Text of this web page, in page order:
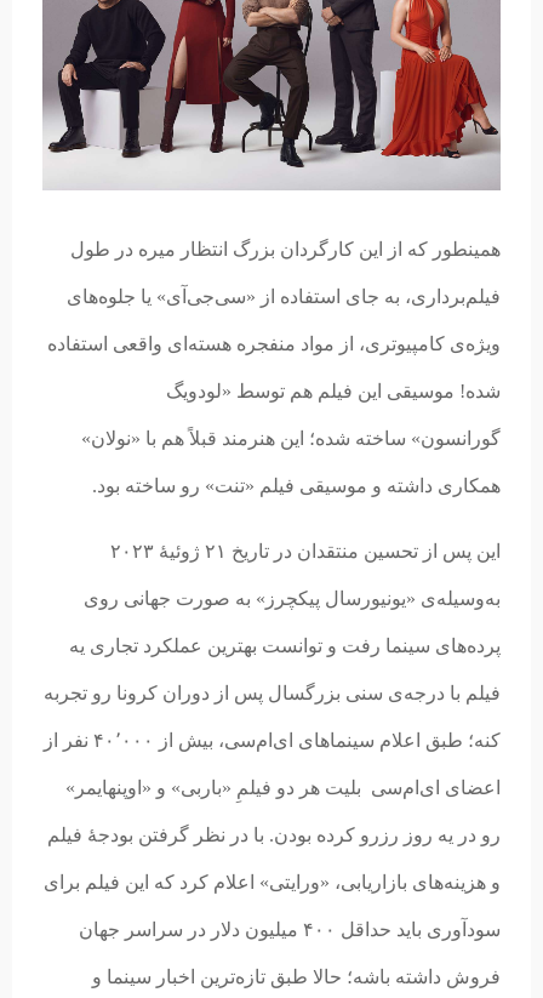
همینطور که از این کارگردان بزرگ انتظار میره در طول
فیلم‌برداری، به جای استفاده از «سی‌جی‌آی» یا جلوه‌های
ویژه‌ی کامپیوتری، از مواد منفجره هسته‌ای واقعی استفاده
شده! موسیقی این فیلم هم توسط «لودویگ
گورانسون» ساخته شده‌؛ این هنرمند قبلاً هم با «نولان»
همکاری داشته و موسیقی فیلم «تنت» رو ساخته بود.
این پس از تحسین منتقدان در تاریخ ۲۱ ژوئیهٔ ۲۰۲۳
به‌وسیله‌ی «یونیورسال پیکچرز» به صورت جهانی روی
پرده‌های سینما رفت و توانست بهترین عملکرد تجاری یه
فیلم با درجه‌ی سنی بزرگسال پس از دوران کرونا رو تجربه
کنه؛ طبق اعلام سینماهای ای‌ام‌سی، بیش از ۴۰٬۰۰۰ نفر از
اعضای ای‌ام‌سی بلیت هر دو فیلمِ «باربی» و «اوپنهایمر»
رو در یه روز رزرو کرده بودن. با در نظر گرفتن بودجهٔ فیلم
و هزینه‌های بازاریابی، «ورایتی» اعلام کرد که این فیلم برای
سودآوری باید حداقل ۴۰۰ میلیون دلار در سراسر جهان
فروش داشته باشه؛ حالا طبق تازه‌ترین اخبار سینما و